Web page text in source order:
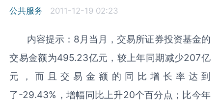
公共服务 2011-12-19 02:23
内容提示：8月当月，交易所证券投资基金的
交易金额为495.23亿元，较上年同期减少207亿
元，而且交易金额的同比增长率达到
了-29.43%，增幅同比上升20个百分点；比今年